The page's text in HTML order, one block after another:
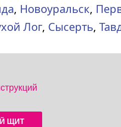
, Новоуральск,
Лог, Сысерть,
ЩИТ